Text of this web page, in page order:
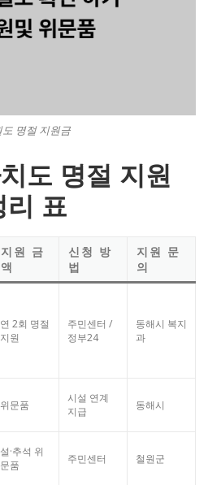
도 명절 지원금
도 명절 지원
리 표
지원 금
액
신청 방
법
지원 문
의
연 2회 명절
지원
주민센터 /
정부24
동해시 복지
과
위문품
시설 연계
지급
동해시
설·추석 위
문품
주민센터 철원군